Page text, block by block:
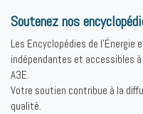
Soutenez nos
Les Encyclopédies de
indépendantes et accessibles
A3E.
Votre soutien contribue à la
qualité.